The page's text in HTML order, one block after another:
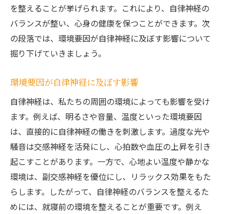
を整えることが挙げられます。これにより、自律神経の
バランスが整い、心身の健康を保つことができます。次
の段落では、環境要因が自律神経に及ぼす影響について
掘り下げていきましょう。
環境要因が自律神経に及ぼす影響
自律神経は、私たちの周囲の環境によっても影響を受け
ます。例えば、明るさや音量、温度といった環境要因
は、直接的に自律神経の働きを刺激します。過度な光や
騒音は交感神経を活発にし、心拍数や血圧の上昇を引き
起こすことがあります。一方で、心地よい温度や静かな
環境は、副交感神経を優位にし、リラックス効果をもた
らします。したがって、自律神経のバランスを整えるた
めには、就寝前の環境を整えることが重要です。例え